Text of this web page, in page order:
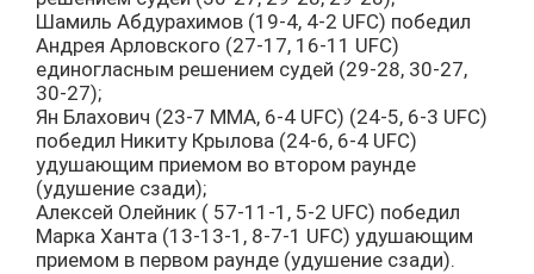
Шамиль Абдурахимов (19-4, 4-2 UFC) победил
Андрея Арловского (27-17, 16-11 UFC)
единогласным решением судей (29-28, 30-27,
30-27);
Ян Блахович (23-7 MMA, 6-4 UFC) (24-5, 6-3 UFC)
победил Никиту Крылова (24-6, 6-4 UFC)
удушающим приемом во втором раунде
(удушение сзади);
Алексей Олейник ( 57-11-1, 5-2 UFC) победил
Марка Ханта (13-13-1, 8-7-1 UFC) удушающим
приемом в первом раунде (удушение сзади).